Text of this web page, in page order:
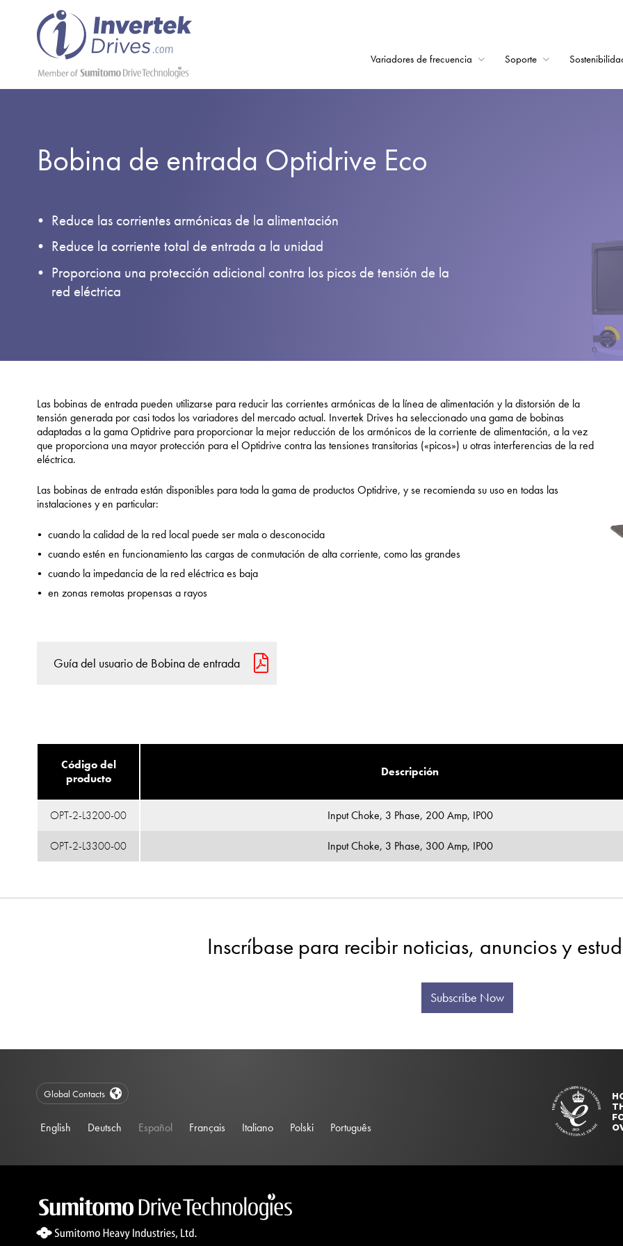
Variadores de frecuencia Soporte
Bobina de entrada Optidrive Eco
Reduce las corrientes armónicas de la alimentación
Reduce la corriente total de entrada a la unidad
Proporciona una protección adicional contra los picos de tensión de la
red eléctrica
Las bobinas de entrada pueden utilizarse para reducir las corrientes armónicas de la línea de alimentación y la distorsión de la
tensión generada por casi todos los variadores del mercado actual. Invertek Drives ha seleccionado una gama de bobinas
adaptadas a la gama Optidrive para proporcionar la mejor reducción de los armónicos de la corriente de alimentación, a la vez
que proporciona una mayor protección para el Optidrive contra las tensiones transitorias («picos») u otras interferencias de la red
eléctrica.
Las bobinas de entrada están disponibles para toda la gama de productos Optidrive, y se recomienda su uso en todas las
instalaciones y en particular:
cuando la calidad de la red local puede ser mala o desconocida
cuando estén en funcionamiento las cargas de conmutación de alta corriente, como las grandes
cuando la impedancia de la red eléctrica es baja
en zonas remotas propensas a rayos
Guía del usuario de Bobina de entrada
Código del
producto
Descripción
OPT-2-L3200-00 Input Choke, 3 Phase, 200 Amp, IP00
OPT-2-L3300-00 Input Choke, 3 Phase, 300 Amp, IP00
Inscríbase para recibir noticias, anuncios y
Subscribe Now
Global Contacts
English Deutsch Español Français Italiano Polski Português
Política de
Mapa del sitio